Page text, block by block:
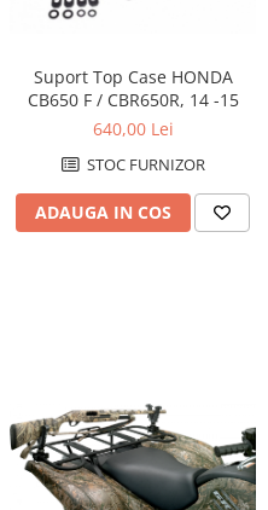
Suport Top Case HONDA
CB650 F / CBR650R, 14 -15
640,00 Lei
STOC FURNIZOR
ADAUGA IN COS